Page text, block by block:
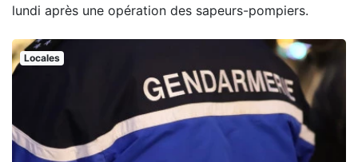
lundi après une opération des sapeurs-pompiers.
Locales